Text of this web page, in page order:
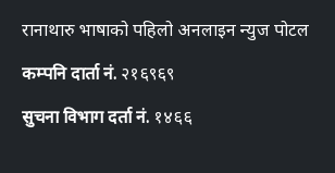
रानाथारु भाषाको पहिलो अनलाइन न्युज पोटल
कम्पनि दार्ता नं. २१६९६९
सुचना विभाग दर्ता नं. १४६६